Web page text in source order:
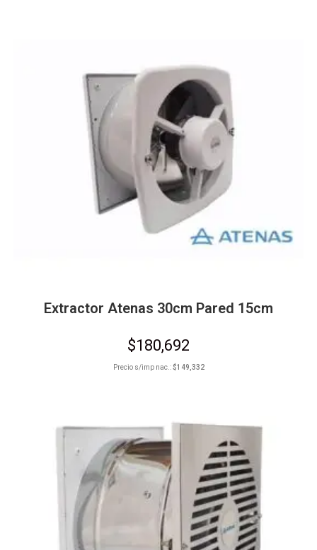
Extractor Atenas 30cm Pared 15cm
$180,692
Precio s/imp nac.:$149,332